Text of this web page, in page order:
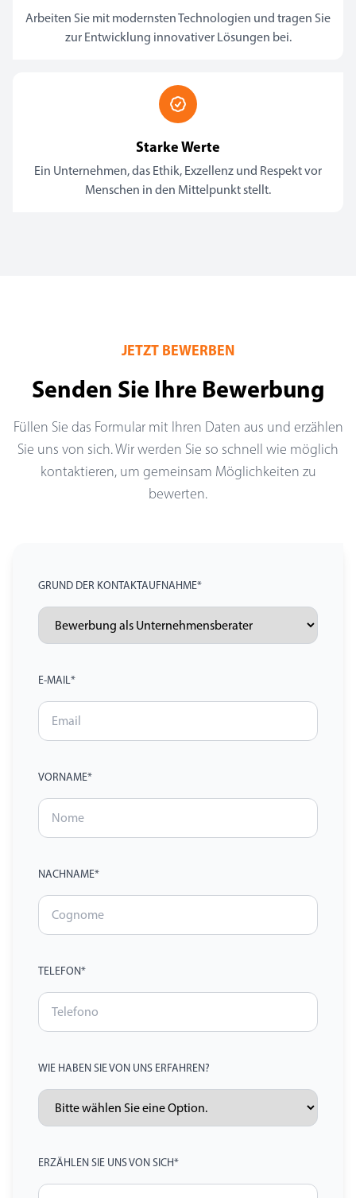
Arbeiten Sie mit modernsten Technologien und tragen Sie
zur Entwicklung innovativer Lösungen bei.
Starke Werte
Ein Unternehmen, das Ethik, Exzellenz und Respekt vor
Menschen in den Mittelpunkt stellt.
JETZT BEWERBEN
Senden Sie Ihre Bewerbung
Füllen Sie das Formular mit Ihren Daten aus und erzählen
Sie uns von sich. Wir werden Sie so schnell wie möglich
kontaktieren, um gemeinsam Möglichkeiten zu
bewerten.
GRUND DER KONTAKTAUFNAHME*
E-MAIL*
VORNAME*
NACHNAME*
TELEFON*
WIE HABEN SIE VON UNS ERFAHREN?
ERZÄHLEN SIE UNS VON SICH*